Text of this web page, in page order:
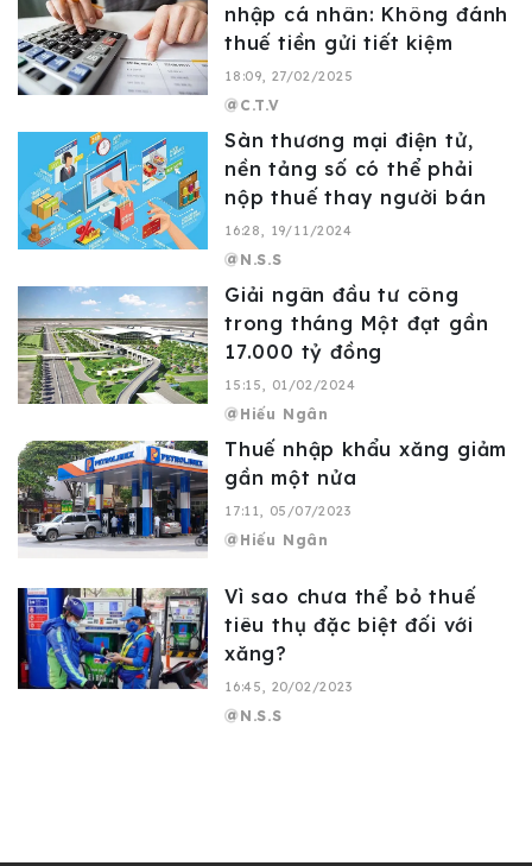
nhập cá nhân: Không đánh
thuế tiền gửi tiết kiệm
18:09, 27/02/2025
C.T.V
Sàn thương mại điện tử,
nền tảng số có thể phải
nộp thuế thay người bán
16:28, 19/11/2024
N.S.S
Giải ngân đầu tư công
trong tháng Một đạt gần
17.000 tỷ đồng
15:15, 01/02/2024
Hiếu Ngân
Thuế nhập khẩu xăng giảm
gần một nửa
17:11, 05/07/2023
Hiếu Ngân
Vì sao chưa thể bỏ thuế
tiêu thụ đặc biệt đối với
xăng?
16:45, 20/02/2023
N.S.S